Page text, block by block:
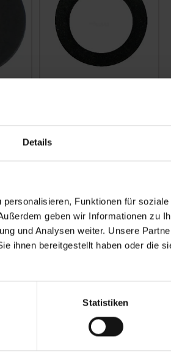
Details
Funktionen für
geben wir Informationen zu
und Analysen weiter. Unsere
ihnen bereitgestellt haben oder die
Statistiken